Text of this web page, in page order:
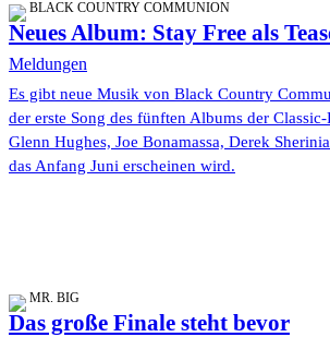
BLACK COUNTRY COMMUNION
Neues Album: Stay Free als
Meldungen
Es gibt neue Musik von Black Country
der erste Song des fünften Albums der
Glenn Hughes, Joe Bonamassa, Derek
das Anfang Juni erscheinen wird.
MR. BIG
Das große Finale steht bevor